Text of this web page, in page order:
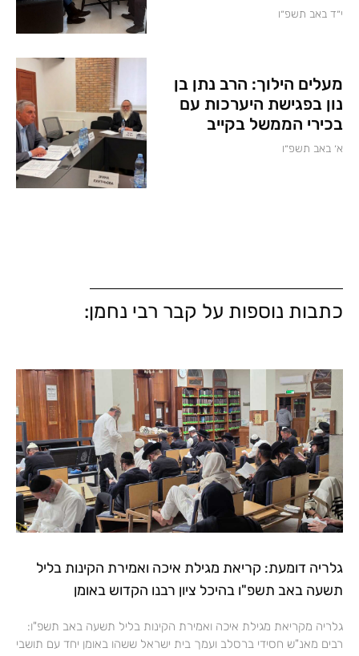
י״ד באב תשפ״ו
מעלים הילוך: הרב נתן בן
נון בפגישת היערכות עם
בכירי הממשל בקייב
א׳ באב תשפ״ו
כתבות נוספות על קבר רבי נחמן:
גלריה דומעת: קריאת מגילת איכה ואמירת הקינות בליל
תשעה באב תשפ"ו בהיכל ציון רבנו הקדוש באומן
גלריה מקריאת מגילת איכה ואמירת הקינות בליל תשעה באב תשפ"ו:
רבים מאנ"ש חסידי ברסלב ועמך בית ישראל ששהו באומן יחד עם תושבי